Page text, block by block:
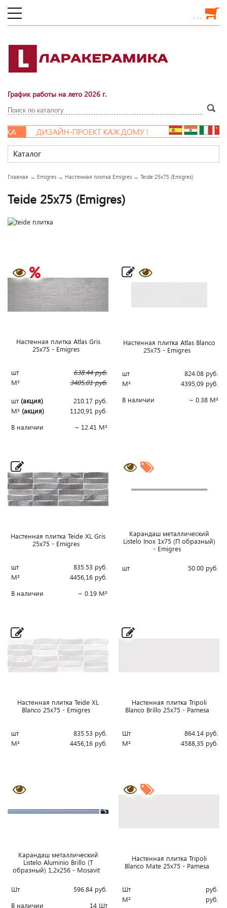
. . .
График работы на лето 2026 г.
ДИЗАЙН-ПРОЕКТ КАЖДОМУ !
Каталог
Главная → Emigres → Настенная плитка Emigres → Teide 25x75 (Emigres)
Teide 25x75 (Emigres)
Настенная плитка Atlas Gris
25x75 - Emigres
шт 638.44руб.
М²
3405,01руб.
шт(акция) 210.17 руб.
М² (акция) 1120,91 руб.
В наличии
~ 12.41 М²
Настенная плитка Atlas Blanco
25x75 - Emigres
шт 824.08 руб.
М²
4395,09 руб.
В наличии
~ 0.38 М²
Настенная плитка Teide XL Gris
25x75 - Emigres
шт 835.53 руб.
М²
4456,16 руб.
В наличии
~ 0.19 М²
Карандаш металлический
Listelo Inox 1x75 (П образный)
- Emigres
шт 50.00 руб.
Настенная плитка Teide XL
Blanco 25x75 - Emigres
шт 835.53 руб.
М²
4456,16 руб.
Настенная плитка Tripoli
Blanco Brillo 25x75 - Pamesa
Шт 864.14 руб.
М²
4588,35 руб.
Карандаш металлический
Listelo Aluminio Brillo (Т
образный) 1,2x256 - Mosavit
Шт 596.84 руб.
В наличии
14 Шт
Настенная плитка Tripoli
Blanco Mate 25x75 - Pamesa
Шт
руб.
М²
руб.